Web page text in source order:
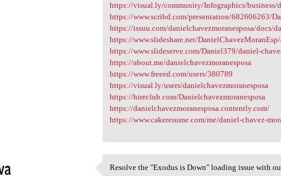
https://visual.ly/community/Infographics/business/
https://www.scribd.com/presentation/682606263/
https://issuu.com/danielchavezmoranesposa/docs/
https://www.slideshare.net/
https://www.slideserve.com/Daniel379/daniel-
https://about.me/danielchavezmoranesposa
https://www.freeed.com/users/380789
https://visual.ly/users/danielchavezmoranesposa
https://hireclub.com/Danielchavezmoranesposa
https://danielchavezmoranesposa.contently.com/
https://www.cakeresume.com/me/daniel-chavez-
Resolve the "Exodus is Down" loading issue with